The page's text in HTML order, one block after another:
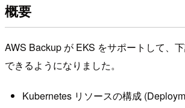
概要
AWS Backup が EKS をサポートして、
できるようになりました。
Kubernetes リソースの構成